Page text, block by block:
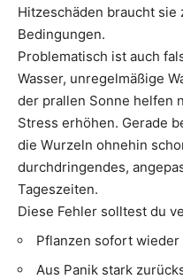
Hitzeschäden braucht sie
Bedingungen.
Problematisch ist auch
Wasser, unregelmäßige
der prallen Sonne helfen
Stress erhöhen. Gerade
die Wurzeln ohnehin
durchdringendes,
Tageszeiten.
Diese Fehler solltest du
Pflanzen sofort
Aus Panik stark